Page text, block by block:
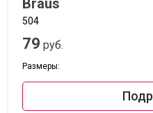
504
79 руб.
Размеры: